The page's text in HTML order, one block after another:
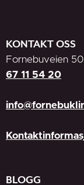
KONTAKT OSS
Fornebuveien
67 11 54 20
BLOGG